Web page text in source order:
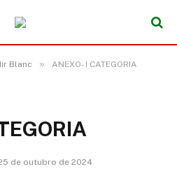
Blanc » ANEXO- I CATEGORIA
de outubro de 2024